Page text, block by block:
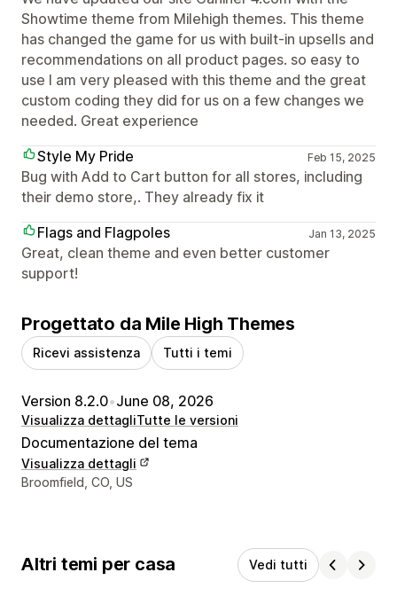
Showtime theme from Milehigh themes. This theme
has changed the game for us with built-in upsells and
recommendations on all product pages. so easy to
use I am very pleased with this theme and the great
custom coding they did for us on a few changes we
needed. Great experience
Style My Pride
Feb 15, 2025
Bug with Add to Cart button for all stores, including
their demo store,. They already fix it
Flags and Flagpoles
Jan 13, 2025
Great, clean theme and even better customer
support!
Progettato da Mile High Themes
Ricevi assistenza Tutti i temi
Version 8.2.0•June 08, 2026
Visualizza dettagliTutte le versioni
Documentazione del tema
Visualizza dettagli
Recapiti del designer
Broomfield, CO, US
Altri temi per casa Vedi tutti